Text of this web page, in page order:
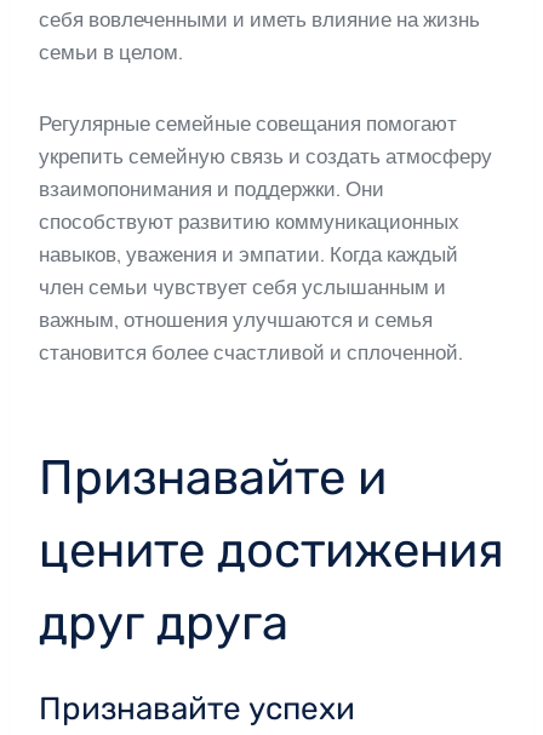
себя вовлеченными и иметь влияние на жизнь
семьи в целом.
Регулярные семейные совещания помогают
укрепить семейную связь и создать атмосферу
взаимопонимания и поддержки. Они
способствуют развитию коммуникационных
навыков, уважения и эмпатии. Когда каждый
член семьи чувствует себя услышанным и
важным, отношения улучшаются и семья
становится более счастливой и сплоченной.
Признавайте и
цените достижения
друг друга
Признавайте успехи